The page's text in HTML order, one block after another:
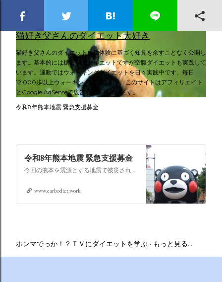
スキップしてメイン コンテンツに移動
猫好き父さんのダイエット大好き
猫好き父さんのダイエット成功体験に基づく知見を余すことなく公開し
ます。基本的には糖質制限ダイエットですが空腹ダイエットも実践して
います。運動ではウォーキングダイエットを日々実践中です、毎日
12,000歩以上ウォーキングしています。このサイトはアフィリエイト
とGoogle AdSenseで広告収入を得ています。
令和8年熊本地震 緊急支援募金
令和8年熊本地震 緊急支援募金
今回の熊本を震源とする地震で被災された皆さままだまだ余震も続き大変な時間を過ごされていると思います。心よりお見舞い申し上げます
www.carbodiet.work
ホンマでっか！？ＴＶにダイエットを学ぶ もっと見る…